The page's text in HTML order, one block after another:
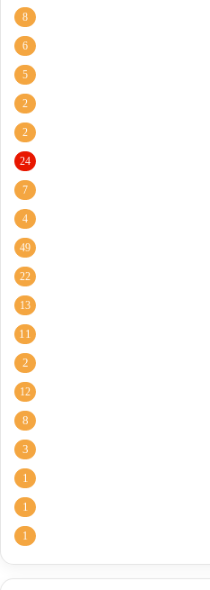
8
6
5
2
2
24
7
4
49
22
13
11
2
12
8
3
1
1
1